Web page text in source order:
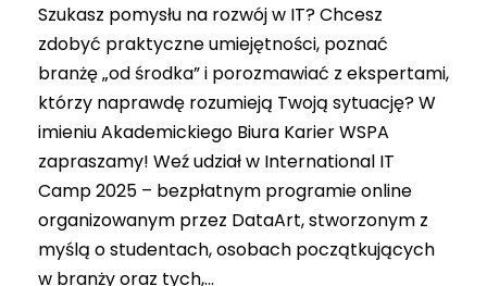
Szukasz pomysłu na rozwój w IT? Chcesz
zdobyć praktyczne umiejętności, poznać
branżę „od środka” i porozmawiać z ekspertami,
którzy naprawdę rozumieją Twoją sytuację? W
imieniu Akademickiego Biura Karier WSPA
zapraszamy! Weź udział w International IT
Camp 2025 – bezpłatnym programie online
organizowanym przez DataArt, stworzonym z
myślą o studentach, osobach początkujących
w branży oraz tych,...